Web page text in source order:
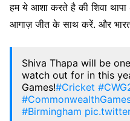
— Boxing Federation
2022
हम ये आशा करते है की शिवा
आगाज़ जीत के साथ करें. और
Shiva Thapa will be
watch out for in this
Games!#Cricket
#Birmingham